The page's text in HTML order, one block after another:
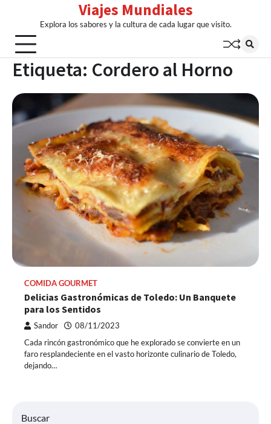
content
Viajes Mundiales
Explora los sabores y la cultura de cada lugar que visito.
Etiqueta: Cordero al Horno
COMIDA GOURMET
Delicias Gastronómicas de Toledo: Un Banquete
para los Sentidos
Sandor 08/11/2023
Cada rincón gastronómico que he explorado se convierte en un
faro resplandeciente en el vasto horizonte culinario de Toledo,
dejando…
Buscar